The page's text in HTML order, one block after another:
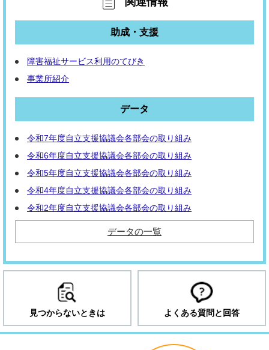
助成・支援
障害福祉サービス利用のてびき
事業所紹介
データ
令和7年度自立支援協議会各部会の取り組み
令和6年度自立支援協議会各部会の取り組み
令和5年度自立支援協議会各部会の取り組み
令和4年度自立支援協議会各部会の取り組み
令和2年度自立支援協議会各部会の取り組み
データの一覧
見つからないときは よくある質問と回答